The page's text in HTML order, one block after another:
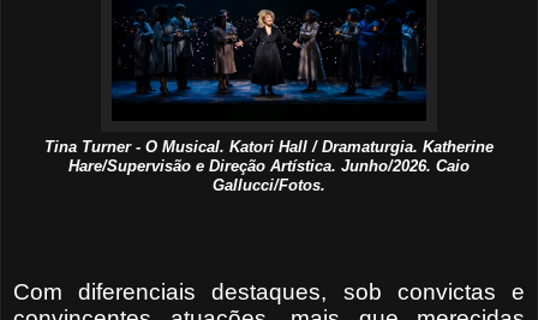
Tina Turner - O Musical. Katori Hall / Dramaturgia. Katherine
Hare/Supervisão e Direção Artística. Junho/2026. Caio
Gallucci/Fotos.
Com diferenciais destaques, sob convictas e